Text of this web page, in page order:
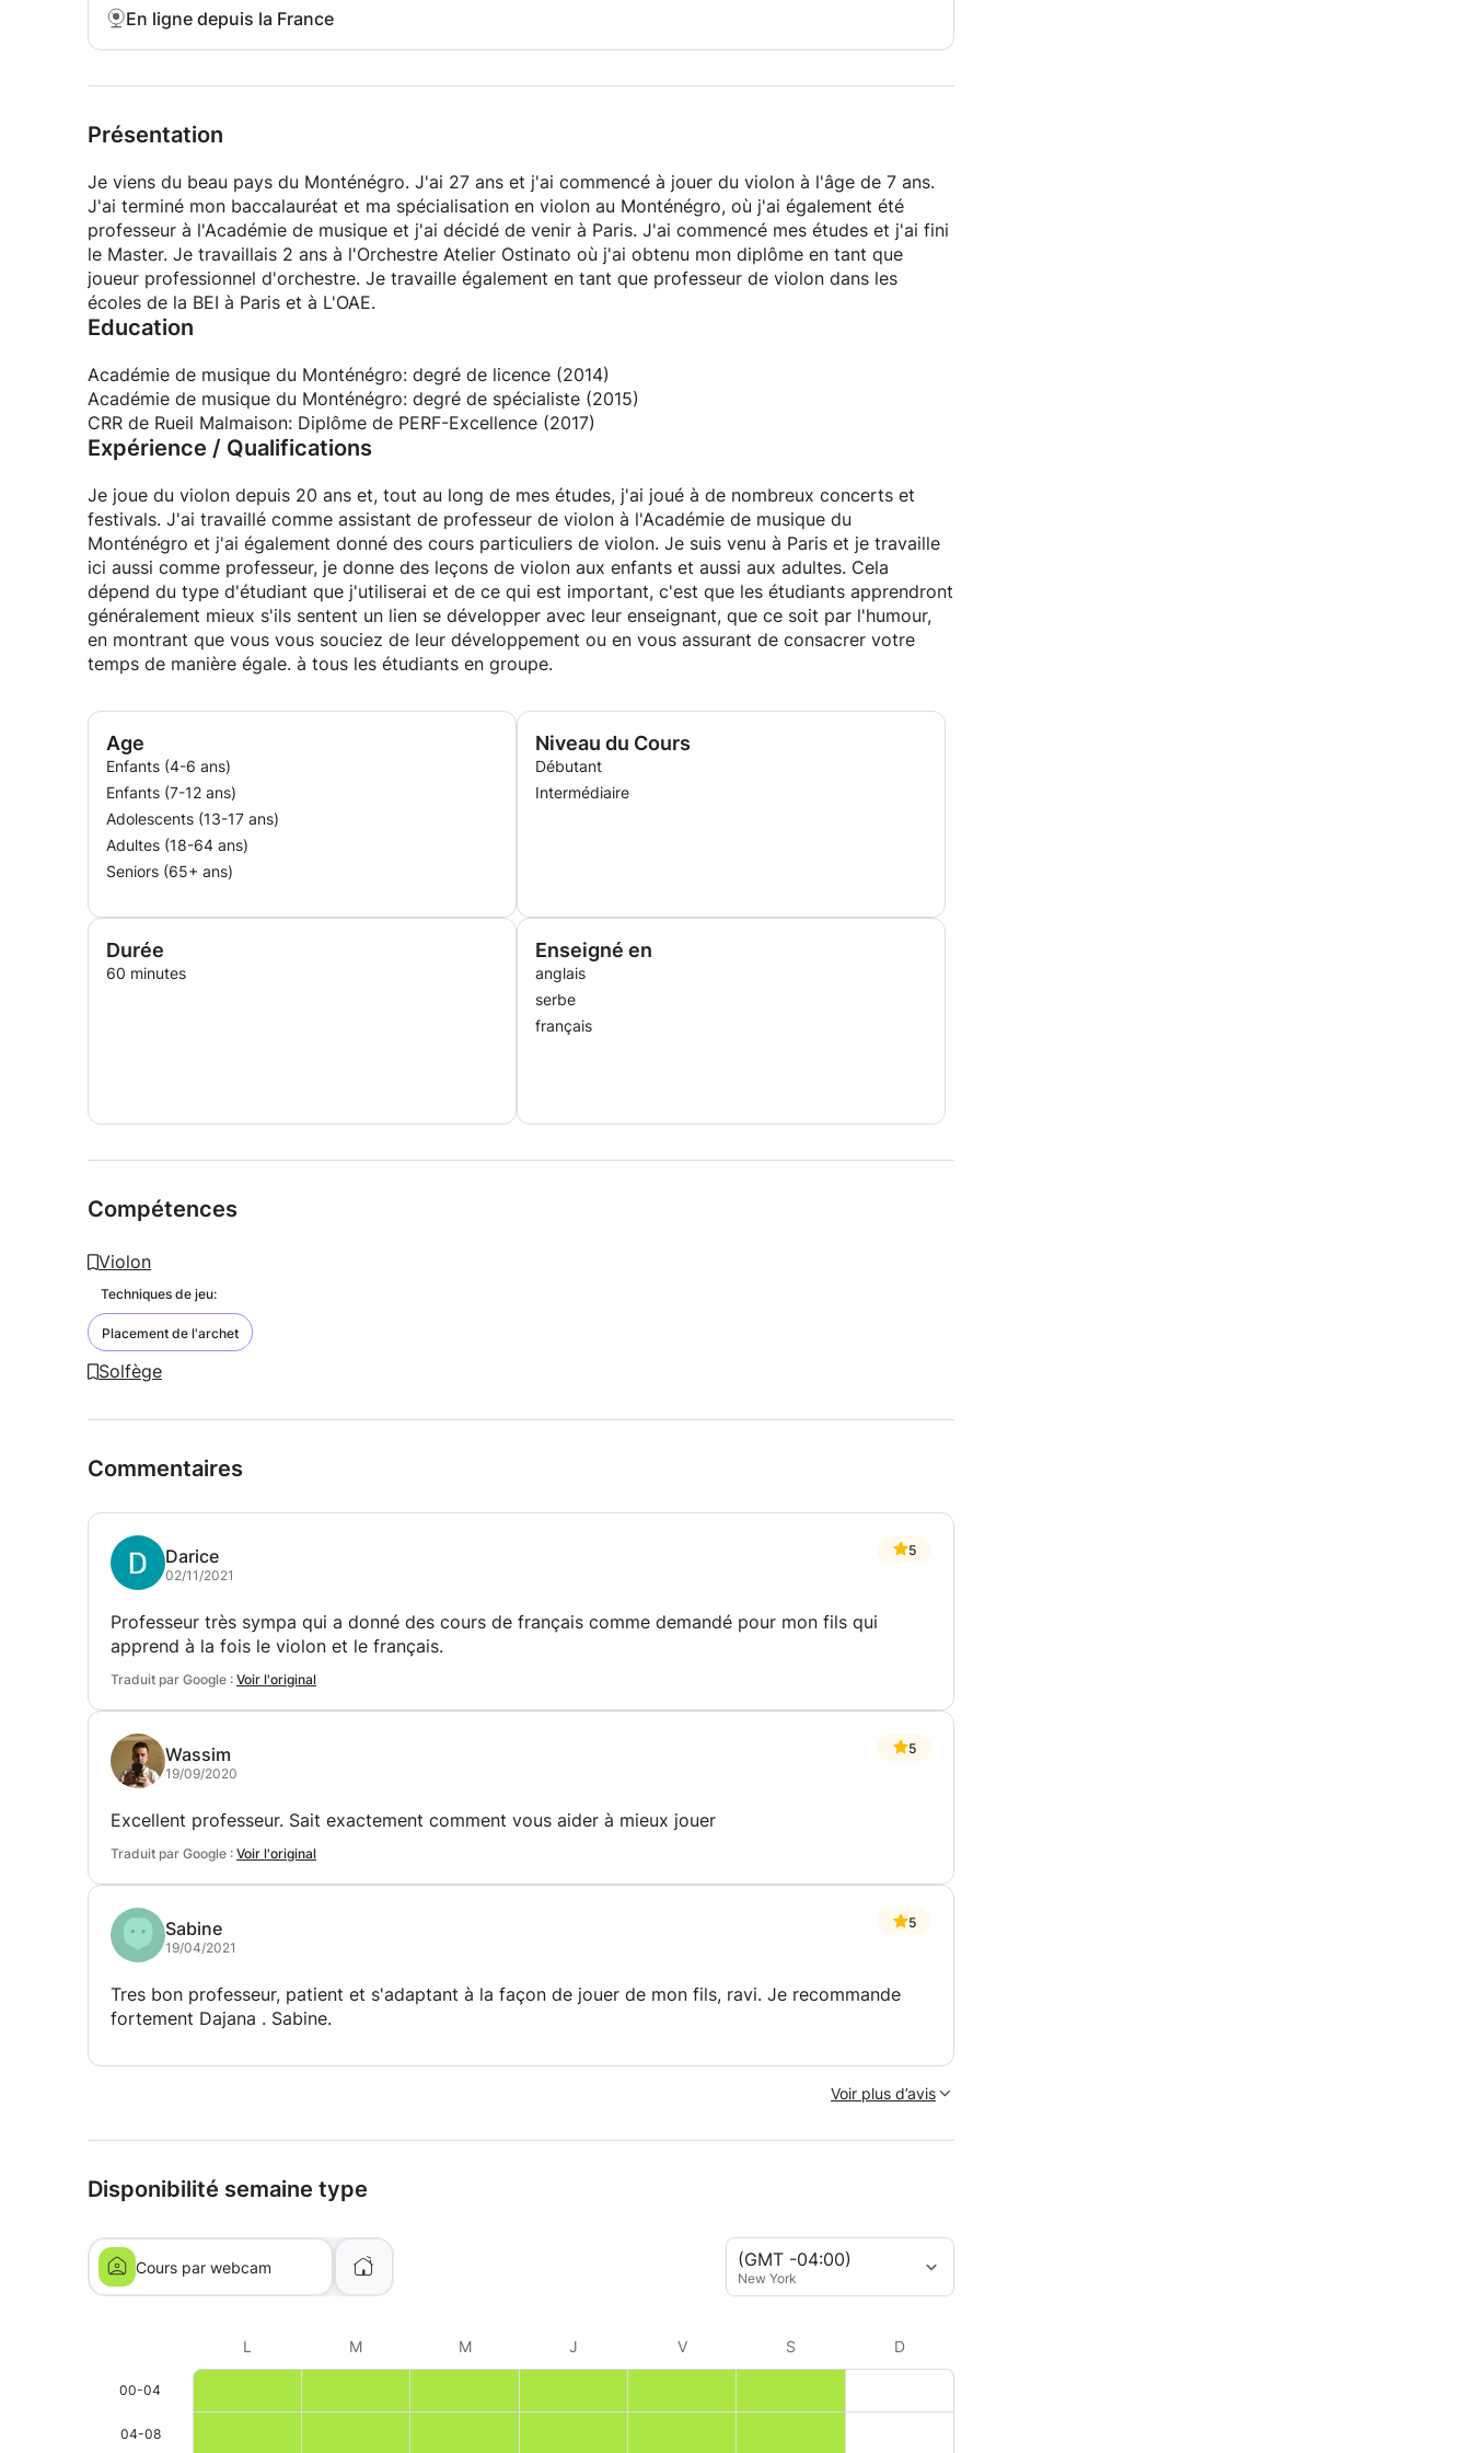
En ligne depuis la France
Présentation
Je viens du beau pays du Monténégro. J'ai 27 ans et j'ai commencé à jouer du violon à l'âge de 7 ans.
J'ai terminé mon baccalauréat et ma spécialisation en violon au Monténégro, où j'ai également été
professeur à l'Académie de musique et j'ai décidé de venir à Paris. J'ai commencé mes études et j'ai fini
le Master. Je travaillais 2 ans à l'Orchestre Atelier Ostinato où j'ai obtenu mon diplôme en tant que
joueur professionnel d'orchestre. Je travaille également en tant que professeur de violon dans les
écoles de la BEI à Paris et à L'OAE.
Education
Académie de musique du Monténégro: degré de licence (2014)
Académie de musique du Monténégro: degré de spécialiste (2015)
CRR de Rueil Malmaison: Diplôme de PERF-Excellence (2017)
Expérience / Qualifications
Je joue du violon depuis 20 ans et, tout au long de mes études, j'ai joué à de nombreux concerts et
festivals. J'ai travaillé comme assistant de professeur de violon à l'Académie de musique du
Monténégro et j'ai également donné des cours particuliers de violon. Je suis venu à Paris et je travaille
ici aussi comme professeur, je donne des leçons de violon aux enfants et aussi aux adultes. Cela
dépend du type d'étudiant que j'utiliserai et de ce qui est important, c'est que les étudiants apprendront
généralement mieux s'ils sentent un lien se développer avec leur enseignant, que ce soit par l'humour,
en montrant que vous vous souciez de leur développement ou en vous assurant de consacrer votre
temps de manière égale. à tous les étudiants en groupe.
Age
Enfants (4-6 ans)
Enfants (7-12 ans)
Adolescents (13-17 ans)
Adultes (18-64 ans)
Seniors (65+ ans)
Niveau du Cours
Débutant
Intermédiaire
Durée
60 minutes
Enseigné en
anglais
serbe
français
Compétences
Violon
Techniques de jeu:
Placement de l'archet
Solfège
Commentaires
Darice
02/11/2021
5
Professeur très sympa qui a donné des cours de français comme demandé pour mon fils qui
apprend à la fois le violon et le français.
Traduit par Google : Voir l'original
Wassim
19/09/2020
5
Excellent professeur. Sait exactement comment vous aider à mieux jouer
Traduit par Google : Voir l'original
Sabine
19/04/2021
5
Tres bon professeur, patient et s'adaptant à la façon de jouer de mon fils, ravi. Je recommande
fortement Dajana . Sabine.
Voir plus d’avis
Disponibilité semaine type
(GMT -04:00)
New York
Cours par webcam
L M M J V S D
00-04
04-08